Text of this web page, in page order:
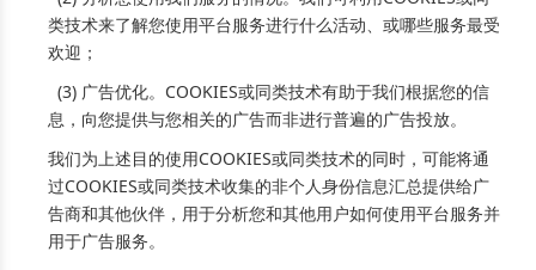
类技术来了解您使用平台服务进行什么活动、或哪些服务最受
欢迎；
(3) 广告优化。COOKIES或同类技术有助于我们根据您的信
息，向您提供与您相关的广告而非进行普遍的广告投放。
我们为上述目的使用COOKIES或同类技术的同时，可能将通
过COOKIES或同类技术收集的非个人身份信息汇总提供给广
告商和其他伙伴，用于分析您和其他用户如何使用平台服务并
用于广告服务。